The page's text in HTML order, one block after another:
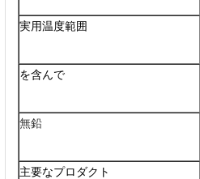
実用温度範囲
を含んで
無鉛
主要なプロダクト